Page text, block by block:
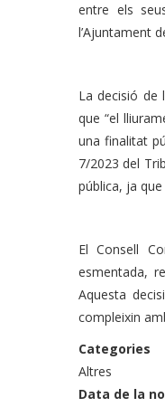
entre els
l’Ajuntament
La decisió de
que “el
una finalitat
7/2023 del
pública, ja
El Consell
esmentada,
Aquesta
compleixin
Categories
Altres
Data de la